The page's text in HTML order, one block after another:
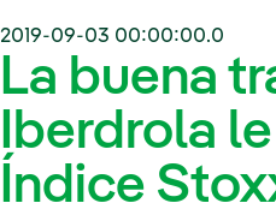
2019-09-03 00:00:00.0
La buena
Iberdrola
Índice